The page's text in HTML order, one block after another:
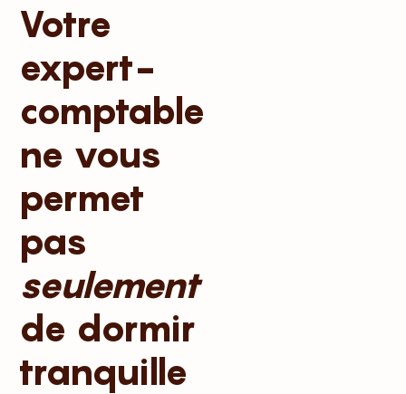
Votre
expert-
comptable
ne vous
permet
pas
seulement
de dormir
tranquille